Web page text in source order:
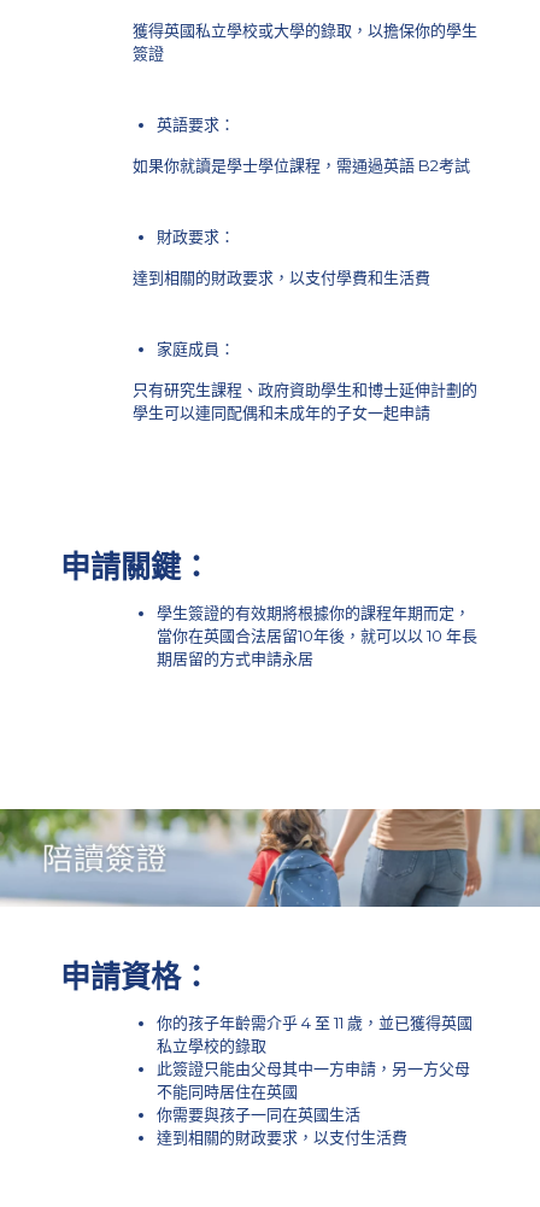
獲得英國私立學校或大學的錄取，以擔保你的學生
簽證
英語要求：
如果你就讀是學士學位課程，需通過英語 B2考試
財政要求：
達到相關的財政要求，以支付學費和生活費
家庭成員：
只有研究生課程、政府資助學生和博士延伸計劃的
學生可以連同配偶和未成年的子女一起申請
申請關鍵：
學生簽證的有效期將根據你的課程年期而定，
當你在英國合法居留10年後，就可以以 10 年長
期居留的方式申請永居
申請資格：
你的孩子年齡需介乎 4 至 11 歲，並已獲得英國
私立學校的錄取
此簽證只能由父母其中一方申請，另一方父母
不能同時居住在英國
你需要與孩子一同在英國生活
達到相關的財政要求，以支付生活費